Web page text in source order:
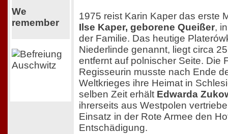
We
remember
1975 reist Karin Kaper das erste
Ilse Kaper, geborene Queißer,
der Familie. Das heutige
Niederlinde genannt, liegt circa
entfernt auf polnischer Seite. Die
Regisseurin musste nach Ende
Weltkrieges ihre Heimat in
selben Zeit erhält Edwarda
ihrerseits aus Westpolen
Einsatz in der Rote Armee den
Entschädigung.